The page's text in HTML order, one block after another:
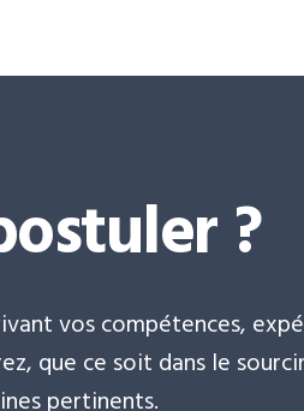
?
vos compétences,
que ce soit dans le
pertinents.